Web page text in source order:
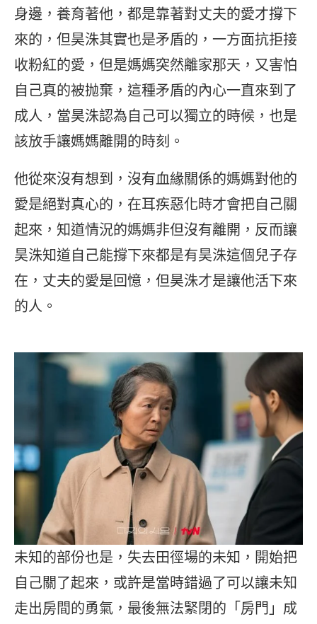
身邊，養育著他，都是靠著對丈夫的愛才撐下
來的，但昊洙其實也是矛盾的，一方面抗拒接
收粉紅的愛，但是媽媽突然離家那天，又害怕
自己真的被抛棄，這種矛盾的內心一直來到了
成人，當昊洙認為自己可以獨立的時候，也是
該放手讓媽媽離開的時刻。
他從來沒有想到，沒有血緣關係的媽媽對他的
愛是絕對真心的，在耳疾惡化時才會把自己關
起來，知道情況的媽媽非但沒有離開，反而讓
昊洙知道自己能撐下來都是有昊洙這個兒子存
在，丈夫的愛是回憶，但昊洙才是讓他活下來
的人。
未知的部份也是，失去田徑場的未知，開始把
自己關了起來，或許是當時錯過了可以讓未知
走出房間的勇氣，最後無法緊閉的「房門」成